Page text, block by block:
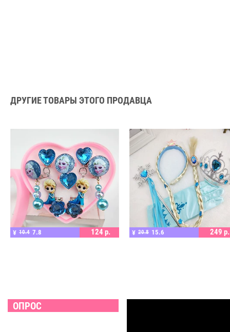
ДРУГИЕ ТОВАРЫ ЭТОГО ПРОДАВЦА
ПОДРОБНЕЕ
¥ 10.4 7.8 124 р.
ПОДРОБНЕЕ
¥ 20.8 15.6 249 р.
ОПРОС